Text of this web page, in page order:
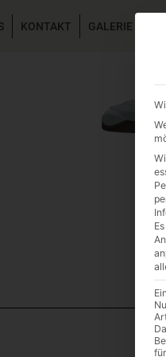
KONTAKT GALERIE